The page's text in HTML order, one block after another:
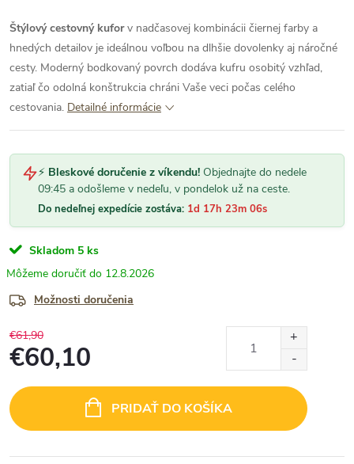
Štýlový cestovný kuforv nadčasovej kombinácii čiernej farby a
hnedých detailov je ideálnou voľbou na dlhšie dovolenky aj náročné
cesty. Moderný bodkovaný povrch dodáva kufru osobitý vzhľad,
zatiaľ čo odolná konštrukcia chráni Vaše veci počas celého
cestovania. Detailné informácie
⚡ Bleskové doručenie z víkendu! Objednajte do nedele
09:45 a odošleme v nedeľu, v pondelok už na ceste.
Do nedeľnej expedície zostáva: 1d 17h 23m 06s
Skladom 5 ks
12.8.2026
Možnosti doručenia
€61,90
€60,10
cena:
PRIDAŤ DO KOŠÍKA